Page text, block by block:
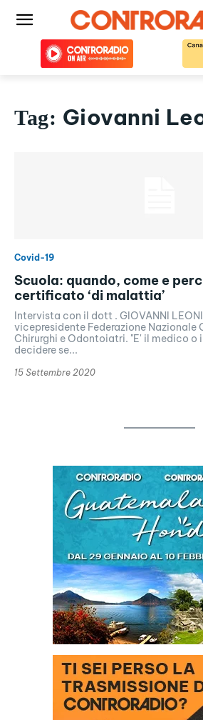
Tag: Giovanni
Covid-19
Scuola: quando, come e
certificato ‘di malattia’
Intervista con il dott . GIOVANNI
vicepresidente Federazione Nazionale
Chirurghi e Odontoiatri. "E' il medico o
decidere se...
15 Settembre 2020